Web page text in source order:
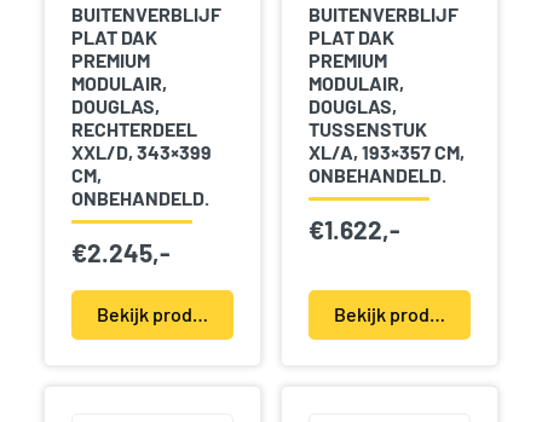
BUITENVERBLIJF
PLAT DAK
PREMIUM
MODULAIR,
DOUGLAS,
RECHTERDEEL
XXL/D, 343×399
CM,
ONBEHANDELD.
€2.245,-
Bekijk product(en)
BUITENVERBLIJF
PLAT DAK
PREMIUM
MODULAIR,
DOUGLAS,
TUSSENSTUK
XL/A, 193×357 CM,
ONBEHANDELD.
€1.622,-
Bekijk product(en)